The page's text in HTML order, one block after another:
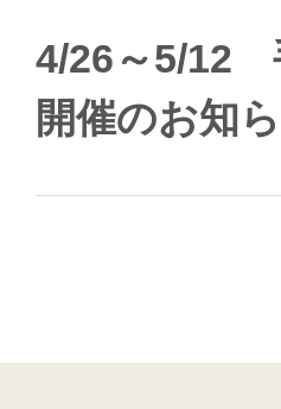
4/26～5/12
開催のお知ら